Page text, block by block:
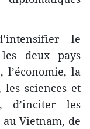
le
deux pays
la
les sciences et
d’inciter les
Vietnam, de